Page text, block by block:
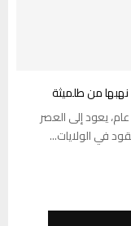
استعادت ليبيا تمثالًا أثريًا نادرًا يبلغ عمره نحو 2200 عام، يعود إلى العصر
في الولايات...